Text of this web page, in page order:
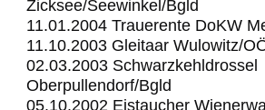
Zicksee/Seewinkel/Bgld
11.01.2004 Trauerente DoKW
11.10.2003 Gleitaar Wulowitz/
02.03.2003 Schwarzkehldrossel
Oberpullendorf/Bgld
05.10.2002 Eistaucher